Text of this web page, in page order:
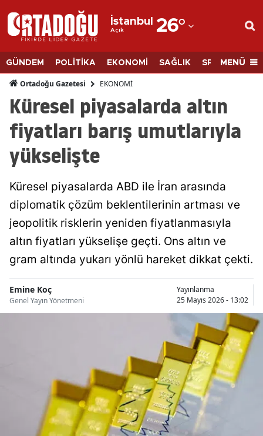
İstanbul
Açık 26°
Adana
Adıyaman
Afyonkarahisar
Ağrı
Amasya
Antalya
Artvin
Aydın
Balıkesir
Bilecik
Burdur
Bursa
Çanakkale
GÜNDEM POLİTİKA EKONOMİ SAĞLIK SPORMENÜ
Ortadoğu Gazetesi EKONOMİ
Küresel piyasalarda altın
fiyatları barış umutlarıyla
yükselişte
Küresel piyasalarda ABD ile İran arasında
diplomatik çözüm beklentilerinin artması ve
jeopolitik risklerin yeniden fiyatlanmasıyla
altın fiyatları yükselişe geçti. Ons altın ve
gram altında yukarı yönlü hareket dikkat çekti.
Emine Koç
Genel Yayın Yönetmeni
Yayınlanma
25 Mayıs 2026 - 13:02